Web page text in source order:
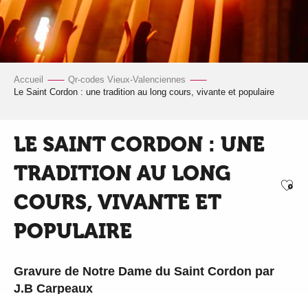
Accueil
Qr-codes Vieux-Valenciennes
Le Saint Cordon : une tradition au long cours, vivante et populaire
LE SAINT CORDON : UNE
TRADITION AU LONG
COURS, VIVANTE ET
POPULAIRE
Gravure de Notre Dame du Saint Cordon par
J.B Carpeaux